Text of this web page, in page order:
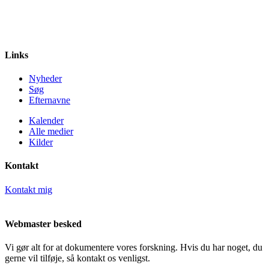
Links
Nyheder
Søg
Efternavne
Kalender
Alle medier
Kilder
Kontakt
Kontakt mig
Webmaster besked
Vi gør alt for at dokumentere vores forskning. Hvis du har noget, du
gerne vil tilføje, så kontakt os venligst.